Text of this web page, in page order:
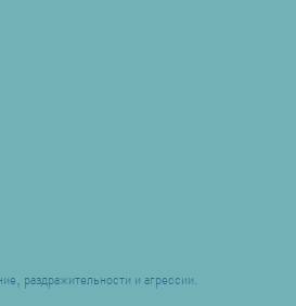
раздражительности и агрессии.